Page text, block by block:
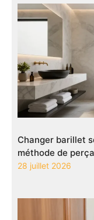
Changer barillet
méthode de
28 juillet 2026